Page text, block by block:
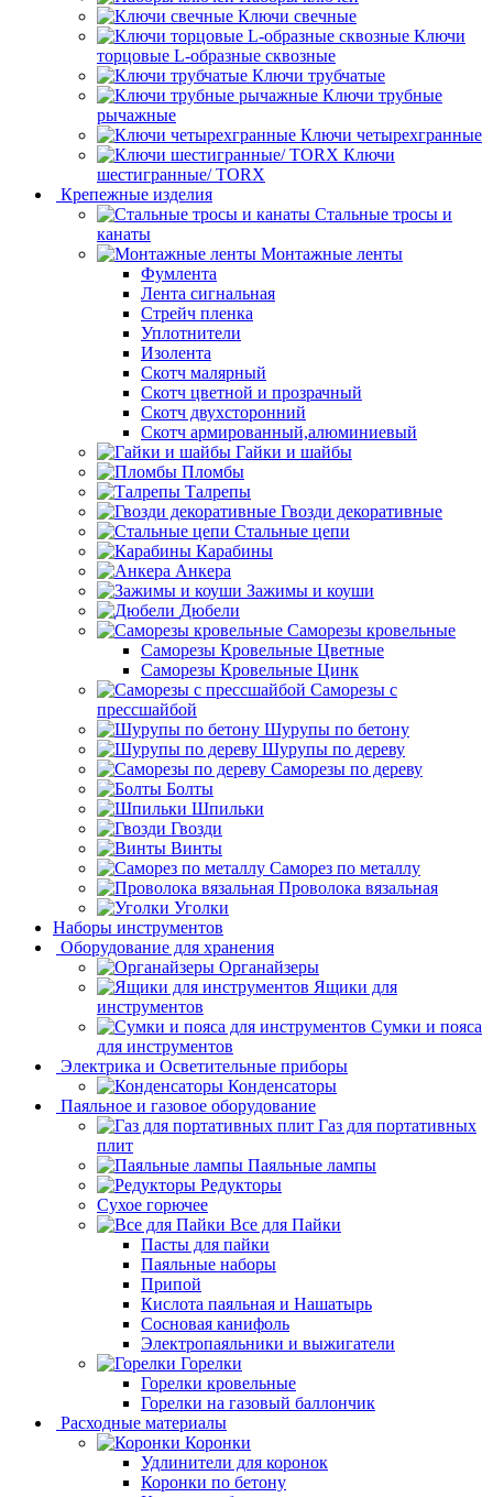
Ключи свечные
Ключи
торцовые L-образные сквозные
Ключи трубчатые
Ключи трубные
рычажные
Ключи четырехгранные
Ключи
шестигранные/ TORX
Крепежные изделия
Стальные тросы и
канаты
Монтажные ленты
Фумлента
Лента сигнальная
Стрейч пленка
Уплотнители
Изолента
Скотч малярный
Скотч цветной и прозрачный
Скотч двухсторонний
Скотч армированный,алюминиевый
Гайки и шайбы
Пломбы
Талрепы
Гвозди декоративные
Стальные цепи
Карабины
Анкера
Зажимы и коуши
Дюбели
Саморезы кровельные
Саморезы Кровельные Цветные
Саморезы Кровельные Цинк
Саморезы с
прессшайбой
Шурупы по бетону
Шурупы по дереву
Саморезы по дереву
Болты
Шпильки
Гвозди
Винты
Саморез по металлу
Проволока вязальная
Уголки
Наборы инструментов
Оборудование для хранения
Органайзеры
Ящики для
инструментов
Сумки и пояса
для инструментов
Электрика и Осветительные приборы
Конденсаторы
Паяльное и газовое оборудование
Газ для портативных
плит
Паяльные лампы
Редукторы
Сухое горючее
Все для Пайки
Пасты для пайки
Паяльные наборы
Припой
Кислота паяльная и Нашатырь
Сосновая канифоль
Электропаяльники и выжигатели
Горелки
Горелки кровельные
Горелки на газовый баллончик
Расходные материалы
Коронки
Удлинители для коронок
Коронки по бетону